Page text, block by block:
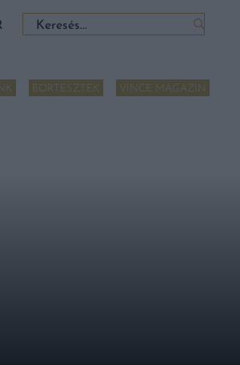
Keresés:
BORTESZTEK VINCE MAGAZIN